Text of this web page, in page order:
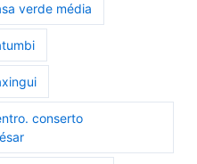
verde média
conserto